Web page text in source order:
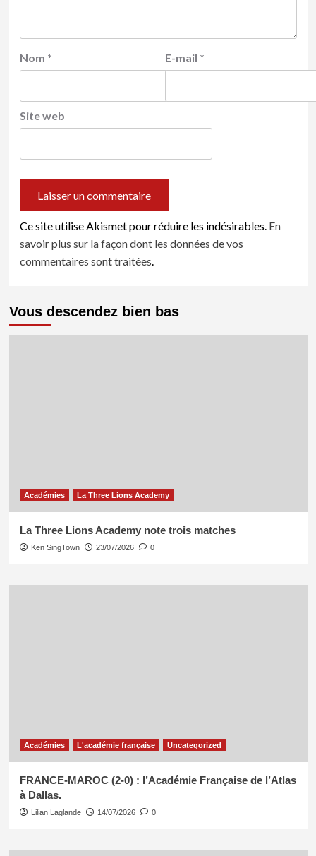
Nom * E-mail *
Site web
Ce site utilise Akismet pour réduire les indésirables. En
savoir plus sur la façon dont les données de vos
commentaires sont traitées.
Vous descendez bien bas
Académies La Three Lions Academy
La Three Lions Academy note trois matches
Ken SingTown 23/07/2026 0
Académies L'académie française Uncategorized
FRANCE-MAROC (2-0) : l’Académie Française de l’Atlas
à Dallas.
Lilian Laglande 14/07/2026 0